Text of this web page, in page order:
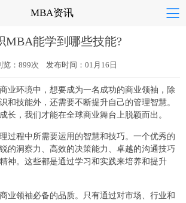
MBA资讯
MBA能学到哪些技能?
览：899次 发布时间：01月16日
业环境中，想要成为一名成功的商业领袖，除
和技能外，还需要不断提升自己的管理智慧。
长，我们才能在全球商业舞台上脱颖而出。
过程中所需要运用的智慧和技巧。一个优秀的
的洞察力、高效的决策能力、卓越的沟通技巧
神。这些都是通过学习和实践来培养和提升
业领袖必备的品质。只有通过对市场、行业和